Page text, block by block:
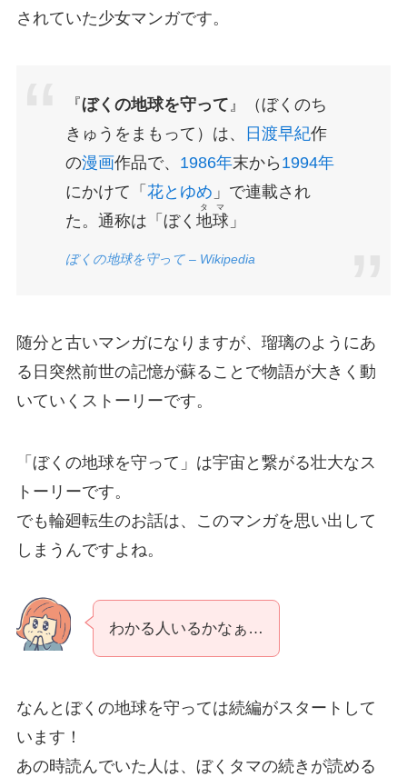
されていた少女マンガです。
『ぼくの地球を守って 』（ぼくのち
きゅうをまもって）は、
日渡早紀作
の漫画作品で、 1986年末から 1994年
にかけて「 花とゆめ 」で連載され
た。通称は「ぼく 地球
タマ
」
ぼくの地球を守って – Wikipedia
随分と古いマンガになりますが、瑠璃のようにあ
る日突然前世の記憶が蘇ることで物語が大きく動
いていくストーリーです。
「ぼくの地球を守って」は宇宙と繋がる壮大なス
トーリーです。
でも輪廻転生のお話は、このマンガを思い出して
しまうんですよね。
わかる人いるかなぁ…
なんとぼくの地球を守っては続編がスタートして
います！
あの時読んでいた人は、ぼくタマの続きが読める